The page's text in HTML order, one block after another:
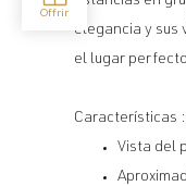
elegancia y sus
el lugar
Características :
Vista del